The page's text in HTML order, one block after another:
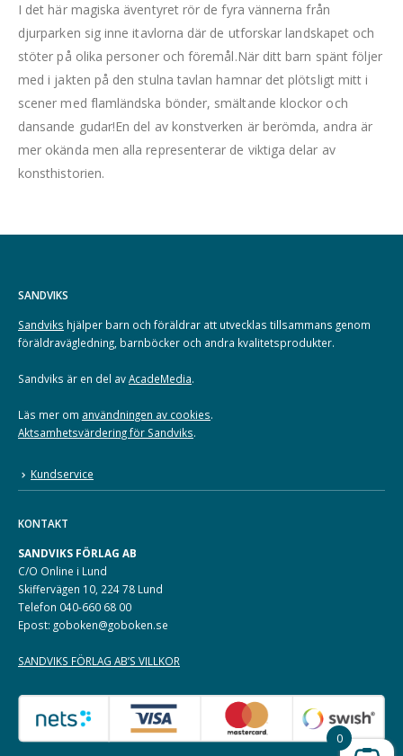
I det här magiska äventyret rör de fyra vännerna från
djurparken sig inne itavlorna där de utforskar landskapet och
stöter på olika personer och föremål.När ditt barn spänt följer
med i jakten på den stulna tavlan hamnar det plötsligt mitt i
scener med flamländska bönder, smältande klockor och
dansande gudar!En del av konstverken är berömda, andra är
mer okända men alla representerar de viktiga delar av
konsthistorien.
SANDVIKS
Sandviks hjälper barn och föräldrar att utvecklas tillsammans genom
föräldravägledning, barnböcker och andra kvalitetsprodukter.
Sandviks är en del avAcadeMedia.
Läs mer om användningen av cookies.
Aktsamhetsvärdering för Sandviks.
Kundservice
KONTAKT
SANDVIKS FÖRLAG AB
C/O Online i Lund
Skiffervägen 10, 224 78 Lund
Telefon 040-660 68 00
Epost: goboken@goboken.se
SANDVIKS FÖRLAG AB’S VILLKOR
0